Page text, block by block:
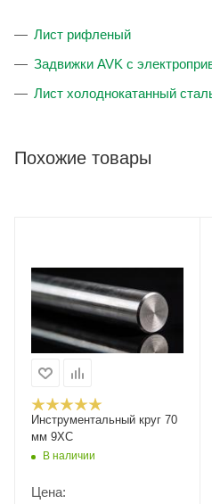
Лист рифленый
Задвижки AVK с
Лист холоднокатанный
Похожие товары
Инструментальный круг 70
мм 9ХС
В наличии
Цена: